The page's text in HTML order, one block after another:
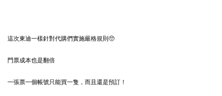
這次東迪一樣針對代購們實施嚴格規則🥺
門票成本也是翻倍
一張票一個帳號只能買一隻，而且還是預訂！